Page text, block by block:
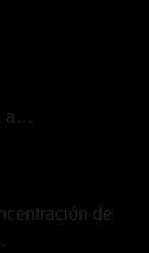
a…
de